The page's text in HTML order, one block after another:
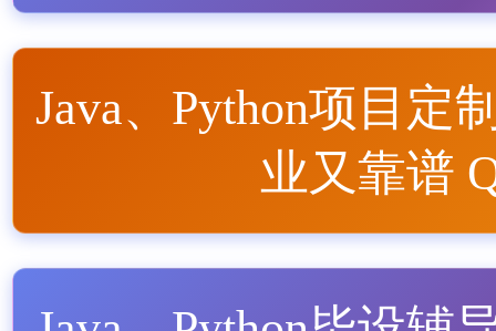
Java、Python项目定
业又靠谱